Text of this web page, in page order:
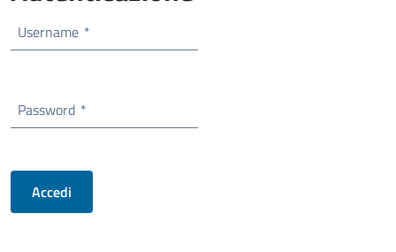
Username *
Password *
Accedi